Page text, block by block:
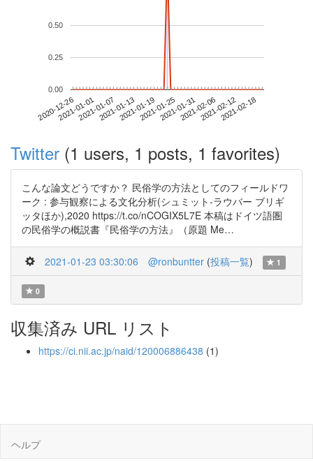
2020-12-262021-01-012021-01-072021-01-132021-01-192021-01-252021-01-312021-02-062021-02-122021-02-18
0.00
0.25
0.50
Twitter (1 users, 1 posts, 1 favorites)
こんな論文どうですか？ 民俗学の方法としてのフィールドワ
ーク : 参与観察による文化分析(シュミット-ラウバー ブリギ
ッタほか),2020 https://t.co/nCOGIX5L7E 本稿はドイツ語圏
の民俗学の概説書『民俗学の方法』（原題 Me…
2021-01-23 03:30:06 @ronbuntter (投稿一覧) 1
0
収集済み URL リスト
https://ci.nii.ac.jp/naid/120006886438 (1)
ヘルプ